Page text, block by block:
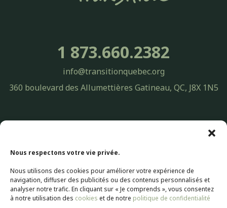
Nous respectons votre vie privée.
Nous utilisons des cookies pour améliorer votre expérience de
navigation, diffuser des publicités ou des contenus personnalisés et
analyser notre trafic. En cliquant sur « Je comprends », vous consentez
à notre utilisation des cookies et de notre politique de confidentialité
1 873.660.2382
info@transitionquebec.org
360 boulevard des Allumettières Gatineau, QC, J8X 1N5
© 2026 Transitiôn. Tous droits réservés.
Conception Web par Selectrum Communications
Web Marketing | SEO Référencement parAgence Pop Inc